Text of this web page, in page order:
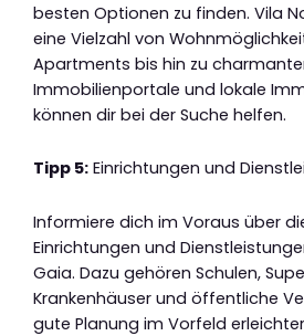
besten Optionen zu finden. Vila
eine Vielzahl von
Apartments bis hin zu
Immobilienportale und lokale
können dir bei der Suche helfen.
Tipp 5: Einrichtungen und
Informiere dich im Voraus über
Einrichtungen und
Gaia. Dazu gehören Schulen,
Krankenhäuser und öffentliche
gute Planung im Vorfeld